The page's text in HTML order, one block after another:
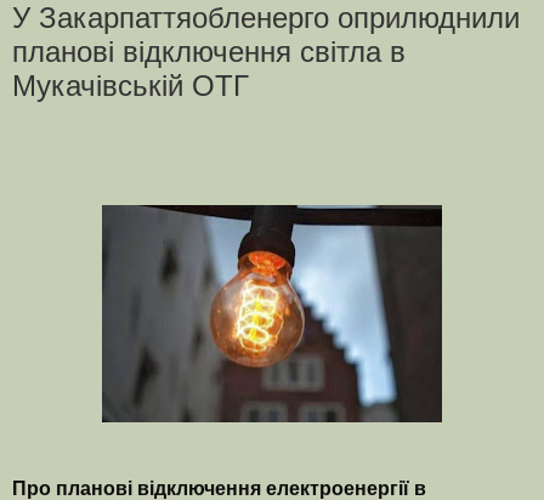
У Закарпаттяобленерго оприлюднили
планові відключення світла в
Мукачівській ОТГ
Про планові відключення електроенергії в